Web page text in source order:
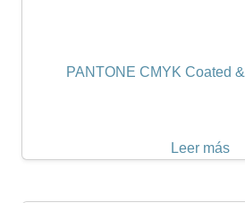
PANTONE CMYK Coated
Leer más